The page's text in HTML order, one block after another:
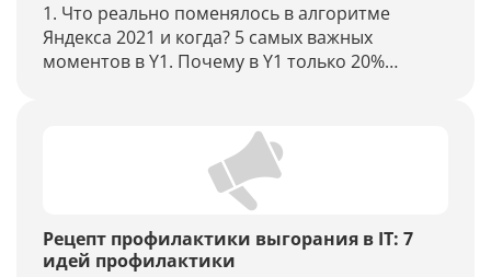
1. Что реально поменялось в алгоритме
Яндекса 2021 и когда? 5 самых важных
моментов в Y1. Почему в Y1 только 20%
3. Продвижение сайта при алгоритме Y1: 7
практических рекомендаций в 2021.
Рецепт профилактики выгорания в IT: 7
идей профилактики